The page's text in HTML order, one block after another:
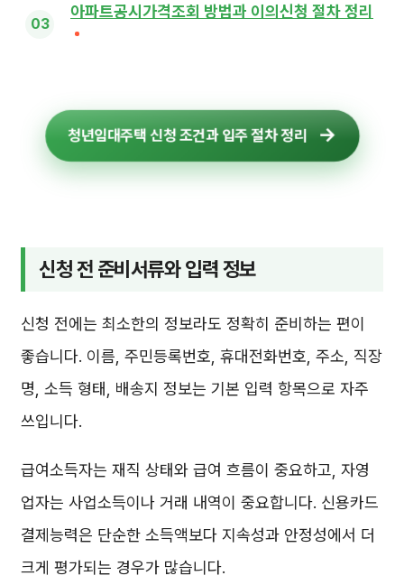
아파트공시가격조회 방법과 이의신청 절차 정리
청년임대주택 신청 조건과 입주 절차 정리
신청 전 준비서류와 입력 정보
신청 전에는 최소한의 정보라도 정확히 준비하는 편이
좋습니다. 이름, 주민등록번호, 휴대전화번호, 주소, 직장
명, 소득 형태, 배송지 정보는 기본 입력 항목으로 자주
쓰입니다.
급여소득자는 재직 상태와 급여 흐름이 중요하고, 자영
업자는 사업소득이나 거래 내역이 중요합니다. 신용카드
결제능력은 단순한 소득액보다 지속성과 안정성에서 더
크게 평가되는 경우가 많습니다.